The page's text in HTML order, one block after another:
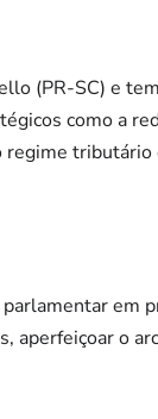
(PR-SC) e
como a
regime
em
o